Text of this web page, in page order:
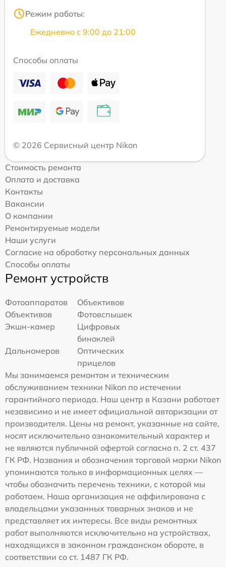
Режим работы:
Ежедневно с 9:00 до 21:00
Способы оплаты
© 2026 Сервисный центр Nikon
Стоимость ремонта
Оплата и доставка
Контакты
Вакансии
О компании
Ремонтируемые модели
Наши услуги
Согласие на обработку персональных данных
Способы оплаты
Ремонт устройств
Фотоаппаратов
Объективов
Объективов
Фотовспышек
Экшн-камер
Цифровых
биноклей
Дальномеров
Оптических
прицелов
Мы занимаемся ремонтом и техническим
обслуживанием техники Nikon по истечении
гарантийного периода. Наш центр в Казани работает
независимо и не имеет официальной авторизации от
производителя. Цены на ремонт, указанные на сайте,
носят исключительно ознакомительный характер и
не являются публичной офертой согласно п. 2 ст. 437
ГК РФ. Названия и обозначения торговой марки Nikon
упоминаются только в информационных целях —
чтобы обозначить перечень техники, с которой мы
работаем. Наша организация не аффилирована с
владельцами указанных товарных знаков и не
представляет их интересы. Все виды ремонтных
работ выполняются исключительно на устройствах,
находящихся в законном гражданском обороте, в
соответствии со ст. 1487 ГК РФ.